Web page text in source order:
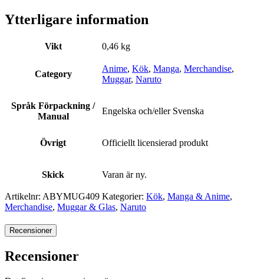
Ytterligare information
Vikt 0,46 kg
Category
Anime, Kök, Manga, Merchandise,
Muggar, Naruto
Språk Förpackning /
Manual
Engelska och/eller Svenska
Övrigt Officiellt licensierad produkt
Skick Varan är ny.
Artikelnr: ABYMUG409 Kategorier: Kök, Manga & Anime,
Merchandise, Muggar & Glas, Naruto
Recensioner
Recensioner